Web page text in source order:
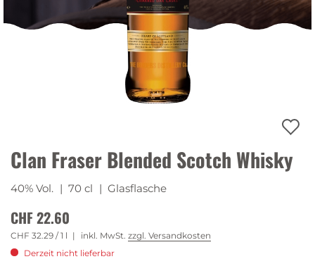
Clan Fraser Blended Scotch Whisky
40% Vol. | 70 cl | Glasflasche
CHF 22.60
CHF 32.29 / 1 l inkl. MwSt. zzgl. Versandkosten
Derzeit nicht lieferbar